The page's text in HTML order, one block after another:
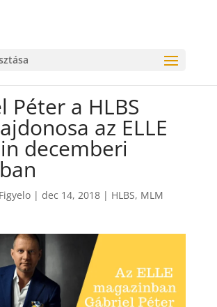
Péter a HLBS
az ELLE
decemberi
| dec 14, 2018| HLBS, MLM